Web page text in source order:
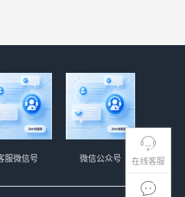
在线客服
微信公众号
服微信号